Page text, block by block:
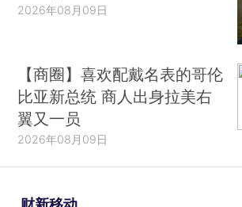
2026年08月09日
【商圈】喜欢配戴名表的哥伦
比亚新总统 商人出身拉美右
翼又一员
2026年08月09日